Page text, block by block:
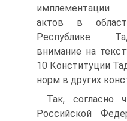
имплементации
актов в
Республике
внимание на
10 Конституции
норм в других
Так, согласно
Российской